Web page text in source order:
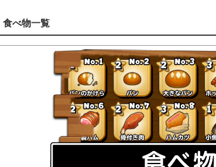
食べ物一覧